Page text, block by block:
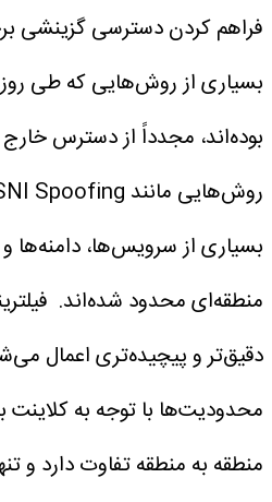
فراهم کردن دسترسی گزینشی
بسیاری از روش‌هایی که طی
بوده‌اند، مجدداً از دسترس خارج
بسیاری از سرویس‌ها، دامنه‌ها
منطقه‌ای محدود شده‌اند.
دقیق‌تر و پیچیده‌تری اعمال
منطقه به منطقه تفاوت دارد و